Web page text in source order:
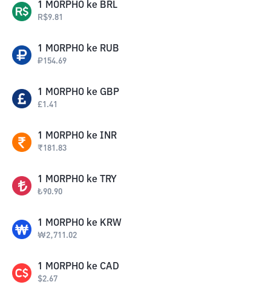
1 MORPHO ke BRL
R$9.81
1 MORPHO ke RUB
₽154.69
1 MORPHO ke GBP
£1.41
1 MORPHO ke INR
₹181.83
1 MORPHO ke TRY
₺90.90
1 MORPHO ke KRW
₩2,711.02
1 MORPHO ke CAD
$2.67